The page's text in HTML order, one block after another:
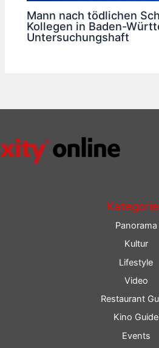
Mann nach tödlichen
Kollegen in Baden-
Untersuchungshaft
Panorama
Kultur
Lifestyle
Video
Restaurant
Kino Guide
Events